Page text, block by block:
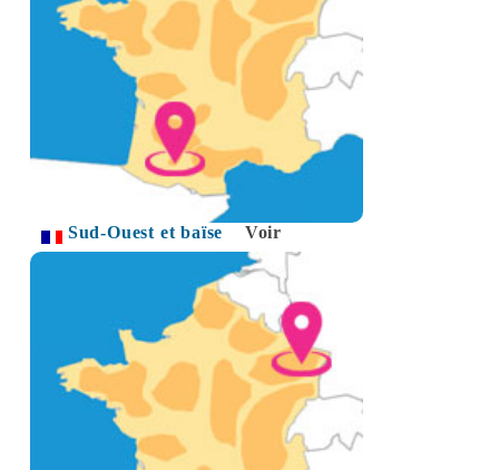
Sud-Ouest et baïse Voir